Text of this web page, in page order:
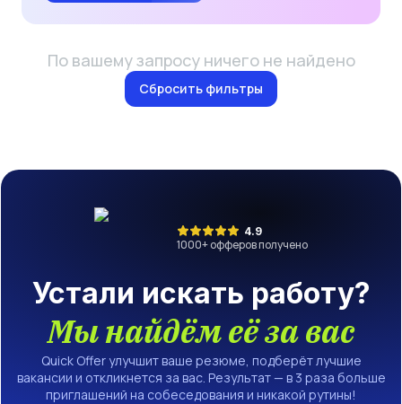
По вашему запросу ничего не найдено
Сбросить фильтры
4.9
1000+ офферов получено
Устали искать работу?
Мы найдём её за вас
Quick Offer улучшит ваше резюме, подберёт лучшие
вакансии и откликнется за вас. Результат — в 3 раза больше
приглашений на собеседования и никакой рутины!